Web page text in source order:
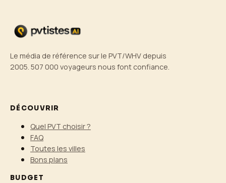
Le média de référence sur le PVT/WHV depuis
2005. 507 000 voyageurs nous font confiance.
DÉCOUVRIR
Quel PVT choisir ?
FAQ
Toutes les villes
Bons plans
BUDGET